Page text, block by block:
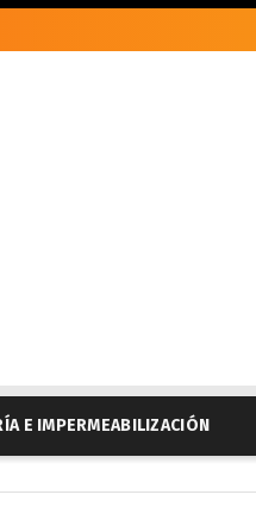
E IMPERMEABILIZACIÓN